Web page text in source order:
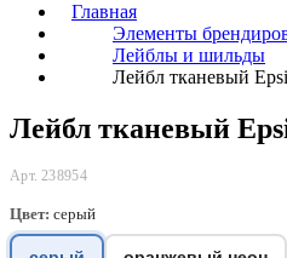
Главная
Элементы
Лейблы и шильды
Лейбл тканевый
Лейбл тканевый
Арт. 238954
Цвет: серый